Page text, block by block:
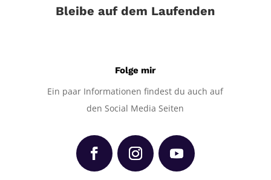
Bleibe auf dem Laufenden
Folge mir
Ein paar Informationen findest du auch auf
den Social Media Seiten